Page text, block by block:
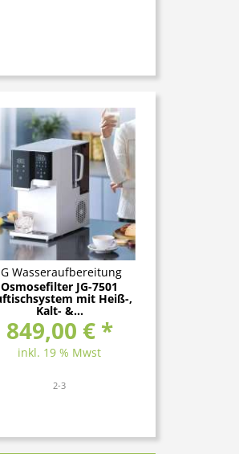
Wasseraufbereitung
Osmosefilter JG-7501
mit Heiß-,
Kalt- &...
849,00 € *
inkl. 19 % Mwst
2-3